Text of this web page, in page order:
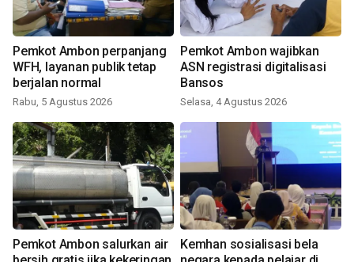
Pemkot Ambon perpanjang
WFH, layanan publik tetap
berjalan normal
Rabu, 5 Agustus 2026
Pemkot Ambon wajibkan
ASN registrasi digitalisasi
Bansos
Selasa, 4 Agustus 2026
Pemkot Ambon salurkan air
Kemhan sosialisasi bela